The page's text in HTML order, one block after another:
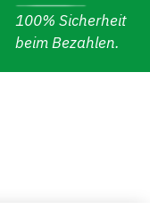
100% Sicherheit
beim Bezahlen.